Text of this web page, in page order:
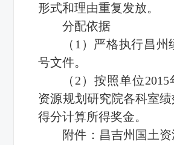
形式和理由重复发放。
分配依据
（1）严格执行昌州
号文件。
（2）按照单位
资源规划研究院各科室
得分计算所得奖金。
附件： 昌吉州国土